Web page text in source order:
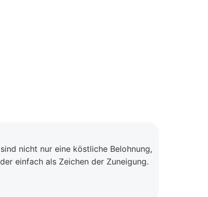
nicht nur eine köstliche Belohnung,
einfach als Zeichen der Zuneigung.